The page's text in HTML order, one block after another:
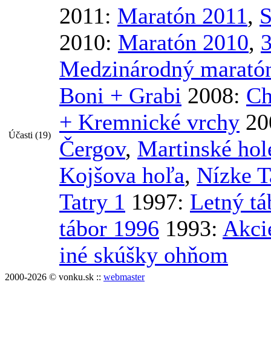
Účasti (19)
2011: Maratón 2011,
2010: Maratón 2010,
Medzinárodný
Boni + Grabi 2008:
+ Kremnické vrchy
Čergov, Martinské
Kojšova hoľa, Nízke
Tatry 1 1997: Letný
tábor 1996 1993:
iné skúšky ohňom
2000-2026 © vonku.sk :: webmaster